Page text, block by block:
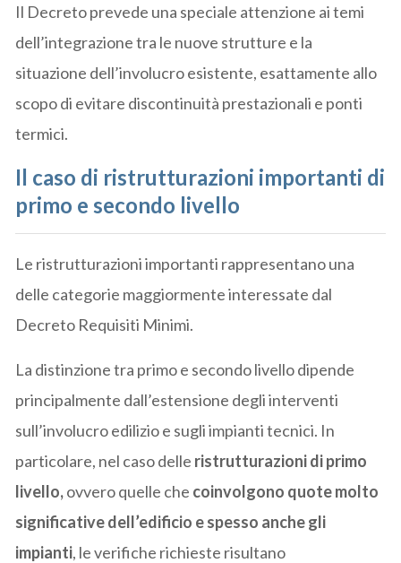
Il Decreto prevede una speciale attenzione ai temi
dell’integrazione tra le nuove strutture e la
situazione dell’involucro esistente, esattamente allo
scopo di evitare discontinuità prestazionali e ponti
termici.
Il caso di ristrutturazioni importanti di
primo e secondo livello
Le ristrutturazioni importanti rappresentano una
delle categorie maggiormente interessate dal
Decreto Requisiti Minimi.
La distinzione tra primo e secondo livello dipende
principalmente dall’estensione degli interventi
sull’involucro edilizio e sugli impianti tecnici. In
particolare, nel caso delle ristrutturazioni di primo
livello,ovvero quelle che coinvolgono quote molto
significative dell’edificio e spesso anche gli
impianti, le verifiche richieste risultano